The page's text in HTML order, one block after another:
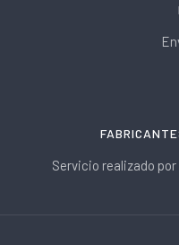
Servicio realizado